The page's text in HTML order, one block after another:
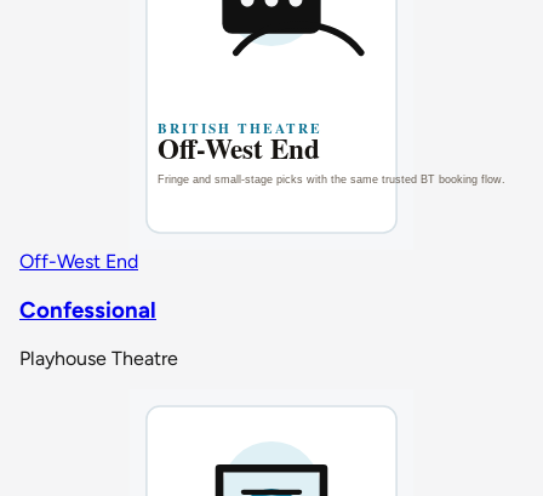
Off-West End
Confessional
Playhouse Theatre